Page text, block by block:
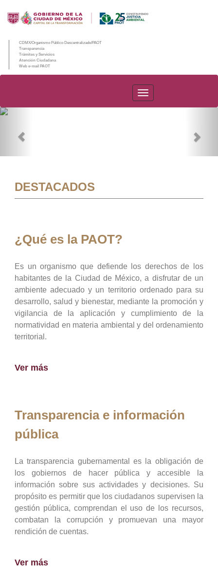
CDMX/Organismo Público Descentralizado/PAOT
Transparencia
Trámites y Servicios
Atención Ciudadana
Web e-mail PAOT
PAOT
DESTACADOS
¿Qué es la PAOT?
Es un organismo que defiende los derechos de los
habitantes de la Ciudad de México, a disfrutar de un
ambiente adecuado y un territorio ordenado para su
desarrollo, salud y bienestar, mediante la promoción y
vigilancia de la aplicación y cumplimiento de la
normatividad en materia ambiental y del ordenamiento
territorial.
Ver más
Transparencia e información
pública
La transparencia gubernamental es la obligación de
los gobiernos de hacer pública y accesible la
información sobre sus actividades y decisiones. Su
propósito es permitir que los ciudadanos supervisen la
gestión pública, comprendan el uso de los recursos,
combatan la corrupción y promuevan una mayor
rendición de cuentas.
Ver más